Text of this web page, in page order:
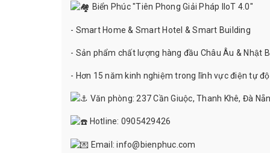
Biển Phúc "Tiên Phong Giải Pháp IIoT 4.0"
- Smart Home & Smart Hotel & Smart Building
- Sản phẩm chất lượng hàng đầu Châu Âu & Nhật
- Hơn 15 năm kinh nghiệm trong lĩnh vực điện tự
Văn phòng: 237 Cần Giuộc, Thanh Khê, Đà
Hotline: 0905429426
Email: info@bienphuc.com